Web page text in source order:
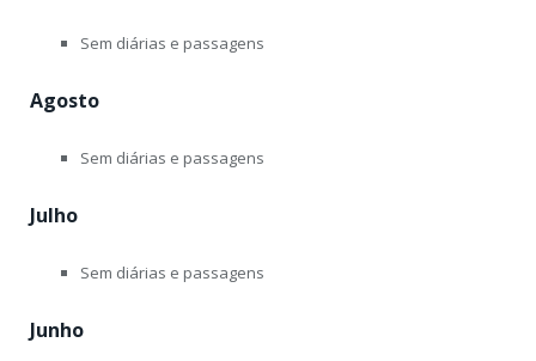
Sem diárias e passagens
Agosto
Sem diárias e passagens
Julho
Sem diárias e passagens
Junho